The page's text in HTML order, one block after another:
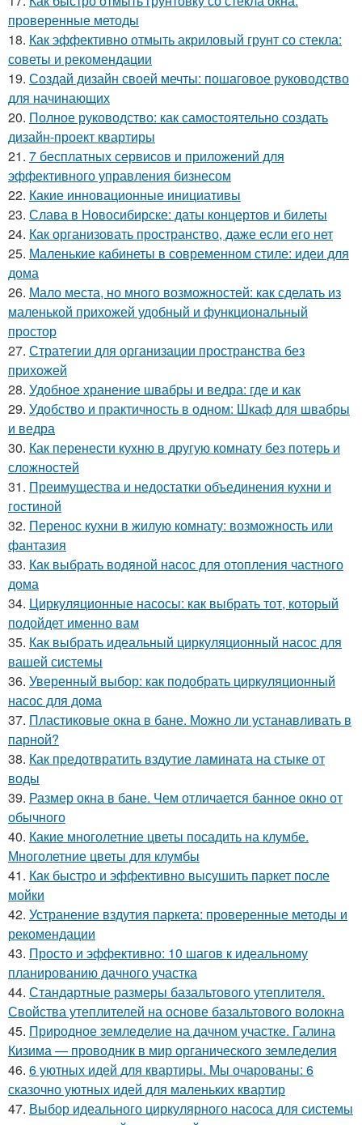
проверенные методы
18. Как эффективно отмыть акриловый грунт со стекла:
советы и рекомендации
19. Создай дизайн своей мечты: пошаговое руководство
для начинающих
20. Полное руководство: как самостоятельно создать
дизайн-проект квартиры
21. 7 бесплатных сервисов и приложений для
эффективного управления бизнесом
22. Какие инновационные инициативы
23. Слава в Новосибирске: даты концертов и билеты
24. Как организовать пространство, даже если его нет
25. Маленькие кабинеты в современном стиле: идеи для
дома
26. Мало места, но много возможностей: как сделать из
маленькой прихожей удобный и функциональный
простор
27. Стратегии для организации пространства без
прихожей
28. Удобное хранение швабры и ведра: где и как
29. Удобство и практичность в одном: Шкаф для швабры
и ведра
30. Как перенести кухню в другую комнату без потерь и
сложностей
31. Преимущества и недостатки объединения кухни и
гостиной
32. Перенос кухни в жилую комнату: возможность или
фантазия
33. Как выбрать водяной насос для отопления частного
дома
34. Циркуляционные насосы: как выбрать тот, который
подойдет именно вам
35. Как выбрать идеальный циркуляционный насос для
вашей системы
36. Уверенный выбор: как подобрать циркуляционный
насос для дома
37. Пластиковые окна в бане. Можно ли устанавливать в
парной?
38. Как предотвратить вздутие ламината на стыке от
воды
39. Размер окна в бане. Чем отличается банное окно от
обычного
40. Какие многолетние цветы посадить на клумбе.
Многолетние цветы для клумбы
41. Как быстро и эффективно высушить паркет после
мойки
42. Устранение вздутия паркета: проверенные методы и
рекомендации
43. Просто и эффективно: 10 шагов к идеальному
планированию дачного участка
44. Стандартные размеры базальтового утеплителя.
Свойства утеплителей на основе базальтового волокна
45. Природное земледелие на дачном участке. Галина
Кизима — проводник в мир органического земледелия
46. 6 уютных идей для квартиры. Мы очарованы: 6
сказочно уютных идей для маленьких квартир
47. Выбор идеального циркулярного насоса для системы